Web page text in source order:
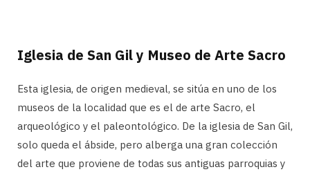
Iglesia de San Gil y Museo de Arte Sacro
Esta iglesia, de origen medieval, se sitúa en uno de los
museos de la localidad que es el de arte Sacro, el
arqueológico y el paleontológico. De la iglesia de San Gil,
solo queda el ábside, pero alberga una gran colección
del arte que proviene de todas sus antiguas parroquias y